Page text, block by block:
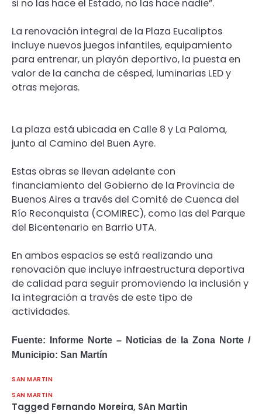
si no las hace el Estado, no las hace nadie”.
La renovación integral de la Plaza Eucaliptos
incluye nuevos juegos infantiles, equipamiento
para entrenar, un playón deportivo, la puesta en
valor de la cancha de césped, luminarias LED y
otras mejoras.
La plaza está ubicada en Calle 8 y La Paloma,
junto al Camino del Buen Ayre.
Estas obras se llevan adelante con
financiamiento del Gobierno de la Provincia de
Buenos Aires a través del Comité de Cuenca del
Río Reconquista (COMIREC), como las del Parque
del Bicentenario en Barrio UTA.
En ambos espacios se está realizando una
renovación que incluye infraestructura deportiva
de calidad para seguir promoviendo la inclusión y
la integración a través de este tipo de
actividades.
Fuente: Informe Norte – Noticias de la Zona Norte /
Municipio: San Martín
SAN MARTIN
SAN MARTIN
Tagged Fernando Moreira, SAn Martin